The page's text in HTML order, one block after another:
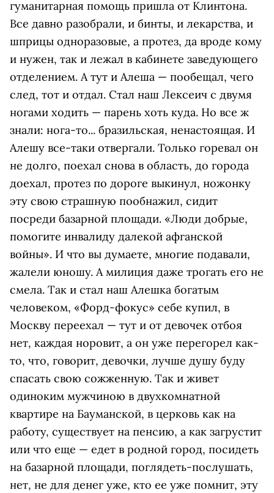
гуманитарная помощь пришла от Клинтона.
Все давно разобрали, и бинты, и лекарства, и
шприцы одноразовые, а протез, да вроде кому
и нужен, так и лежал в кабинете заведующего
отделением. А тут и Алеша — пообещал, чего
cлед, тот и отдал. Cтал наш Лексеич с двумя
ногами ходить — парень хоть куда. Но все ж
знали: нога-то... бразильская, ненастоящая. И
Алешу все-таки отвергали. Только горевал он
не долго, поехал снова в область, до города
доехал, протез по дороге выкинул, ножонку
эту свою страшную пообнажил, cидит
поcреди базарной площади. «Люди добрые,
помогите инвалиду далекой афганской
войны». И что вы думаете, многие подавали,
жалели юношу. А милиция даже трогать его не
смела. Так и стал наш Алешка богатым
человеком, «Форд-фокус» себе купил, в
Москву переехал — тут и от девочек отбоя
нет, каждая норовит, а он уже перегорел как-
то, что, говорит, девочки, лучше душу буду
спасать свою сожженную. Так и живет
одиноким мужчиною в двухкомнатной
квартире на Бауманской, в церковь как на
работу, существует на пенсию, а как загрустит
или что еще — едет в родной город, посидеть
на базарной площади, поглядеть-послушать,
нет, не для денег уже, кто ее уже помнит, эту